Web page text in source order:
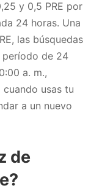
y 0,5 PRE por
24 horas. Una
las búsquedas
período de 24
a. m.,
cuando usas tu
a un nuevo
de